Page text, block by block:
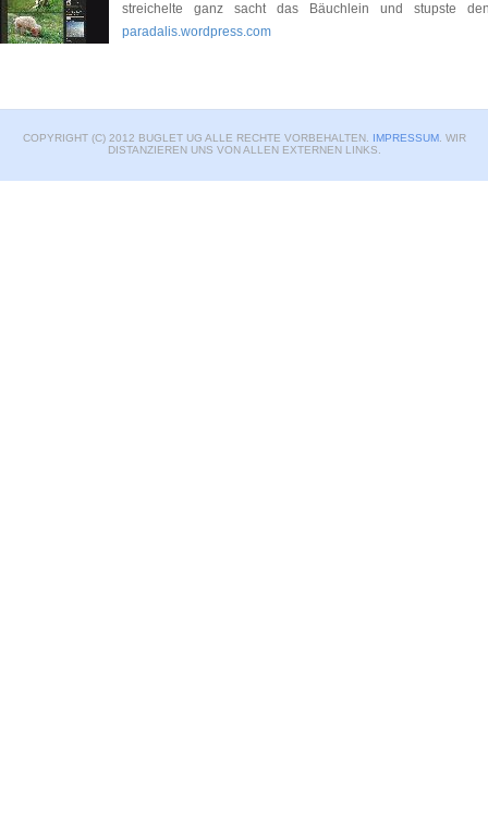
streichelte ganz sacht das Bäuchlein und stupste
paradalis.wordpress.com
COPYRIGHT (C) 2012 BUGLET UG ALLE RECHTE VORBEHALTEN. IMPRESSUM. WIR
DISTANZIEREN UNS VON ALLEN EXTERNEN LINKS.